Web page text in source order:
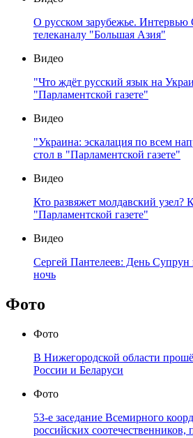
О русском зарубежье. Интервью
телеканалу "Большая Азия"
Видео
"Что ждёт русский язык на
"Парламентской газете"
Видео
"Украина: эскалация по всем
стол в "Парламентской газете"
Видео
Кто развяжет молдавский узел?
"Парламентской газете"
Видео
Сергей Пантелеев: День Супрун
ночь
Фото
Фото
В Нижегородской области
России и Беларуси
Фото
53-е заседание Всемирного
российских